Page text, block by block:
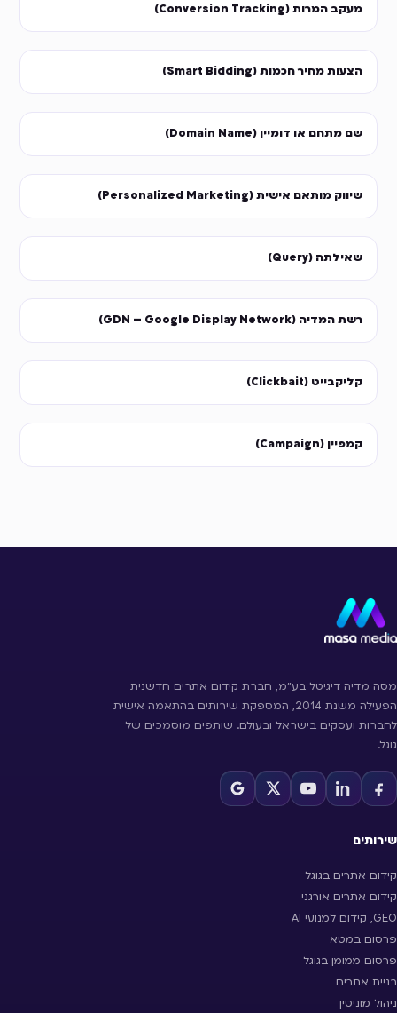
מעקב המרות (Conversion Tracking)
הצעות מחיר חכמות (Smart Bidding)
שם מתחם או דומיין (Domain Name)
שיווק מותאם אישית (Personalized Marketing)
שאילתה (Query)
רשת המדיה (GDN – Google Display Network)
קליקבייט (Clickbait)
קמפיין (Campaign)
מסה מדיה דיגיטל בע״מ, חברת קידום אתרים חדשנית
הפעילה משנת 2014, המספקת שירותים בהתאמה אישית
לחברות ועסקים בישראל ובעולם. שותפים מוסמכים של
גוגל.
שירותים
קידום אתרים בגוגל
קידום אתרים אורגני
GEO, קידום למנועי AI
פרסום במטא
פרסום ממומן בגוגל
בניית אתרים
ניהול מוניטין